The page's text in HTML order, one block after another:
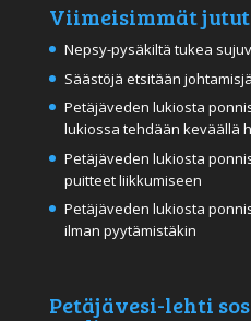
Viimeisimmät jutut
Nepsy-pysäkiltä tukea
Säästöjä etsitään
Petäjäveden lukiosta
lukiossa tehdään keväällä
Petäjäveden lukiosta
puitteet liikkumiseen
Petäjäveden lukiosta
ilman pyytämistäkin
Petäjävesi-lehti